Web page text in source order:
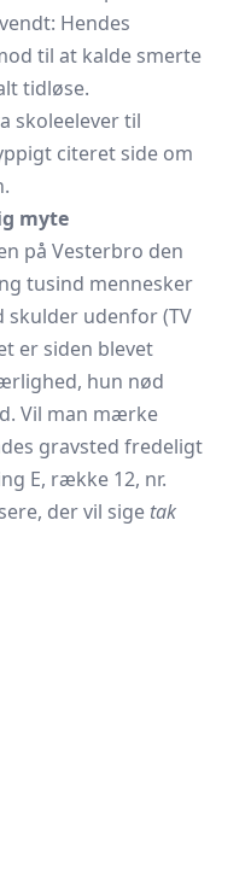
Hendes
til at kalde smerte
tidløse.
skoleelever til
citeret side om
myte
på Vesterbro den
tusind mennesker
skulder udenfor (TV
er siden blevet
hun nød
Vil man mærke
gravsted fredeligt
E, række 12, nr.
der vil sige tak